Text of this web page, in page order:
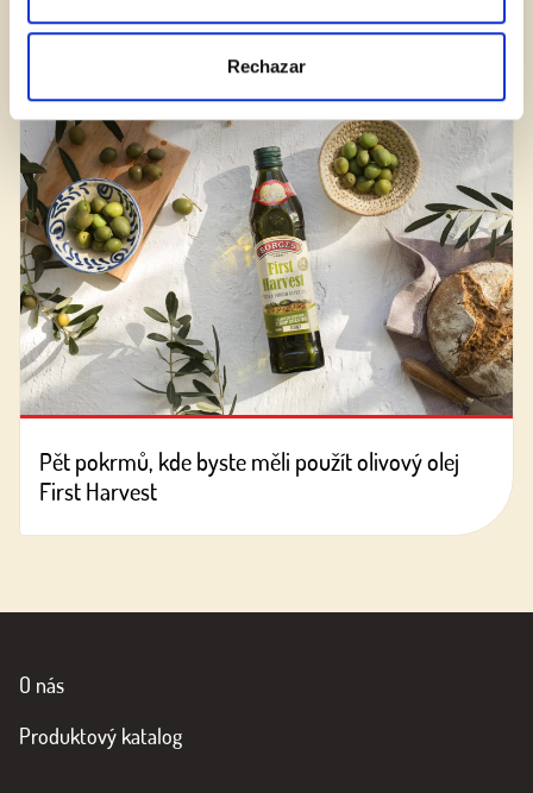
Rechazar
BLOG
Pět pokrmů, kde byste měli použít olivový olej
First Harvest
O nás
Produktový katalog